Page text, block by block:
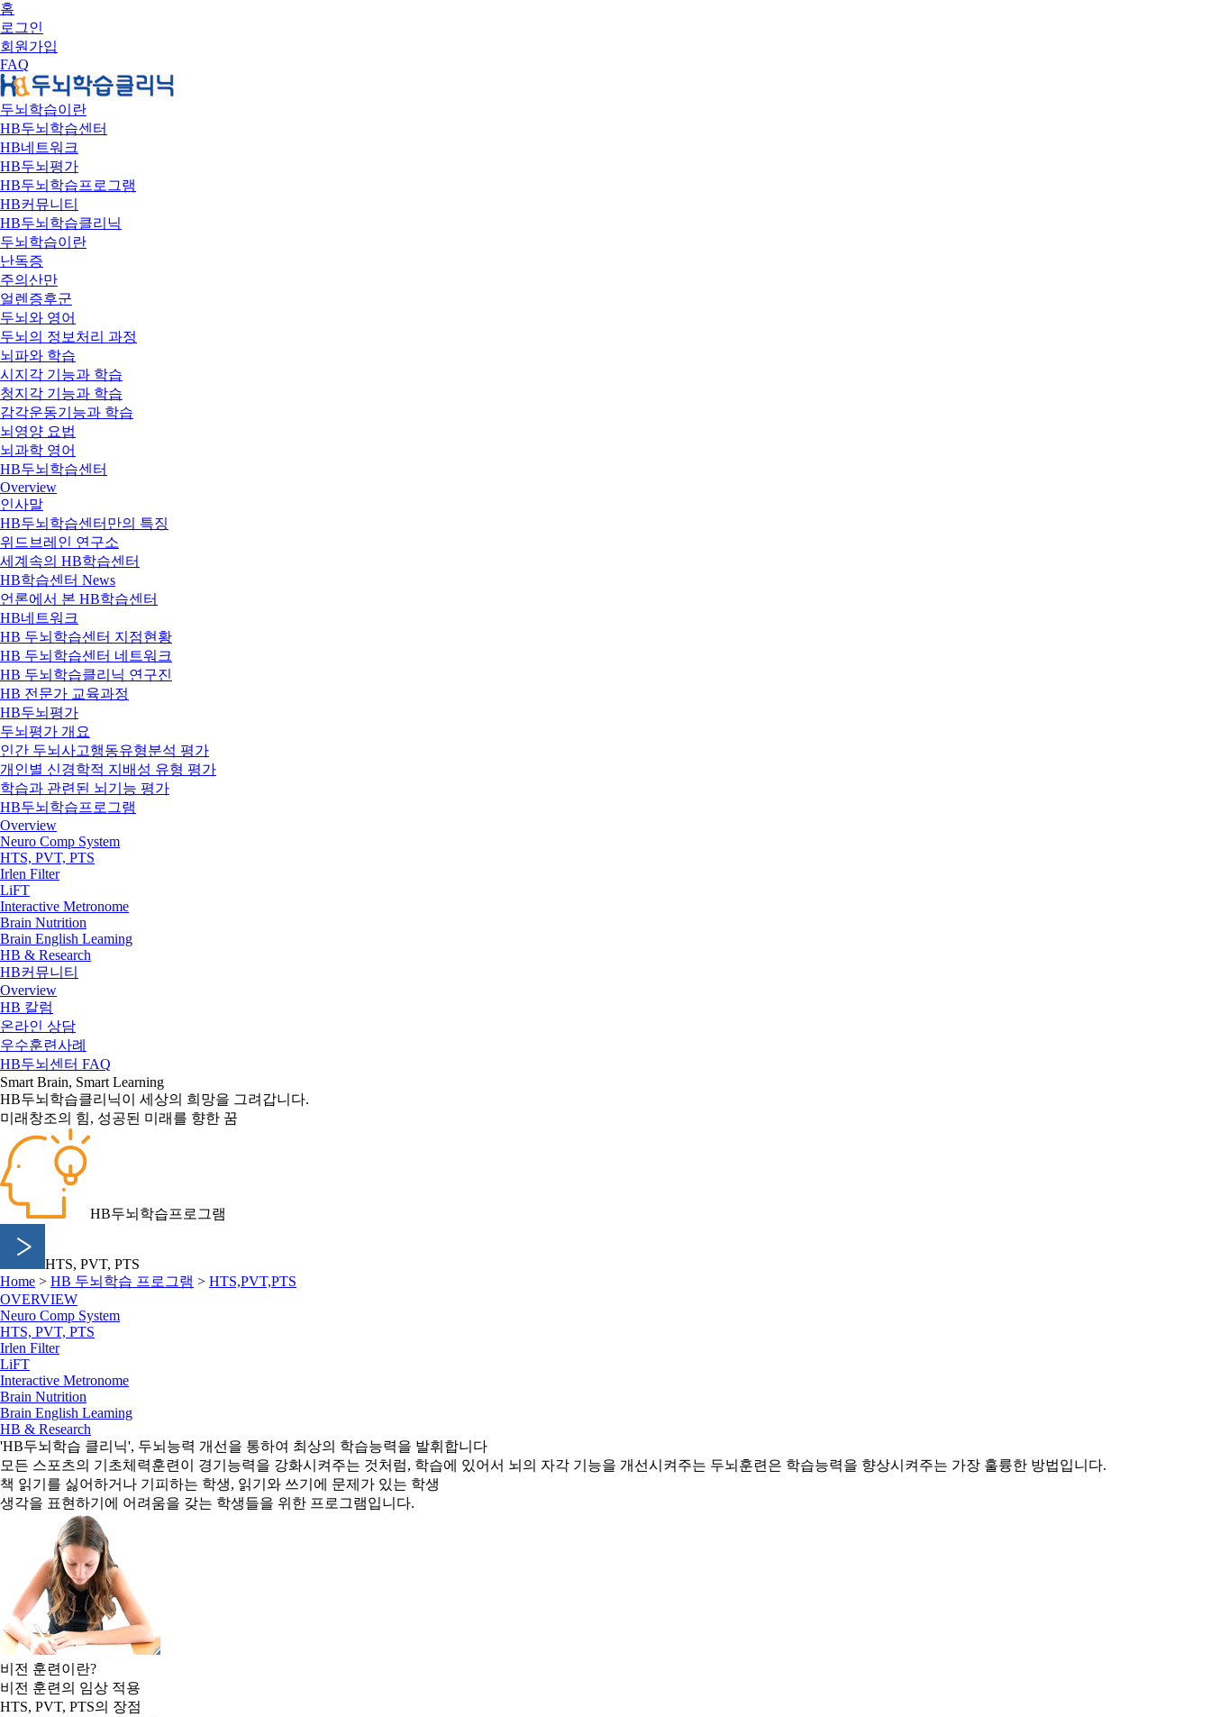
홈
로그인
회원가입
FAQ
두뇌학습이란
HB두뇌학습센터
HB네트워크
HB두뇌평가
HB두뇌학습프로그램
HB커뮤니티
HB두뇌학습클리닉
두뇌학습이란
난독증
주의산만
얼렌증후군
두뇌와 영어
두뇌의 정보처리 과정
뇌파와 학습
시지각 기능과 학습
청지각 기능과 학습
감각운동기능과 학습
뇌영양 요법
뇌과학 영어
HB두뇌학습센터
Overview
인사말
HB두뇌학습센터만의 특징
위드브레인 연구소
세계속의 HB학습센터
HB학습센터 News
언론에서 본 HB학습센터
HB네트워크
HB 두뇌학습센터 지점현황
HB 두뇌학습센터 네트워크
HB 두뇌학습클리닉 연구진
HB 전문가 교육과정
HB두뇌평가
두뇌평가 개요
인간 두뇌사고행동유형분석 평가
개인별 신경학적 지배성 유형 평가
학습과 관련된 뇌기능 평가
HB두뇌학습프로그램
Overview
Neuro Comp System
HTS, PVT, PTS
Irlen Filter
LiFT
Interactive Metronome
Brain Nutrition
Brain English Leaming
HB & Research
HB커뮤니티
Overview
HB 칼럼
온라인 상담
우수훈련사례
HB두뇌센터 FAQ
Smart Brain, Smart Learning
HB두뇌학습클리닉이 세상의 희망을 그려갑니다.
미래창조의 힘, 성공된 미래를 향한 꿈
HB두뇌학습프로그램
HTS, PVT, PTS
Home > HB 두뇌학습 프로그램 > HTS,PVT,PTS
OVERVIEW
Neuro Comp System
HTS, PVT, PTS
Irlen Filter
LiFT
Interactive Metronome
Brain Nutrition
Brain English Leaming
HB & Research
'HB두뇌학습 클리닉', 두뇌능력 개선을 통하여 최상의 학습능력을 발휘합니다
모든 스포츠의 기초체력훈련이 경기능력을 강화시켜주는 것처럼, 학습에 있어서 뇌의 자각 기능을 개선시켜주는 두뇌훈련은 학습능력을 향상시켜주는 가장 훌륭한 방법입니다.
책 읽기를 싫어하거나 기피하는 학생, 읽기와 쓰기에 문제가 있는 학생
생각을 표현하기에 어려움을 갖는 학생들을 위한 프로그램입니다.
비전 훈련이란?
비전 훈련의 임상 적용
HTS, PVT, PTS의 장점